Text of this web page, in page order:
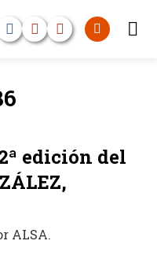
edición del
ALSA.